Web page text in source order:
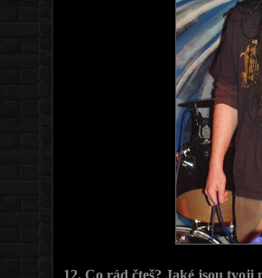
12. Co rád čteš? Jaké jsou